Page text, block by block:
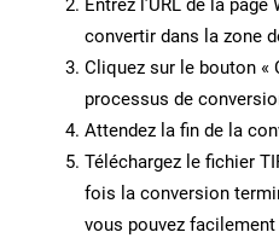
Entrez l’URL de la
convertir dans la zone
Cliquez sur le bouton «
processus de
Attendez la fin de la
Téléchargez le fichier
fois la conversion
vous pouvez